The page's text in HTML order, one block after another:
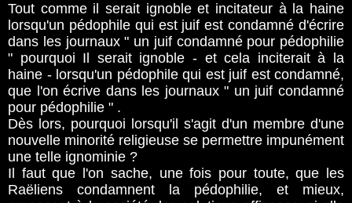
Tout comme il serait ignoble et incitateur à la haine
lorsqu'un pédophile qui est juif est condamné d'écrire
dans les journaux " un juif condamné pour pédophilie
" pourquoi Il serait ignoble - et cela inciterait à la
haine - lorsqu'un pédophile qui est juif est condamné,
que l'on écrive dans les journaux " un juif condamné
pour pédophilie " .
Dès lors, pourquoi lorsqu'il s'agit d'un membre d'une
nouvelle minorité religieuse se permettre impunément
une telle ignominie ?
Il faut que l'on sache, une fois pour toute, que les
Raëliens condamnent la pédophilie, et mieux,